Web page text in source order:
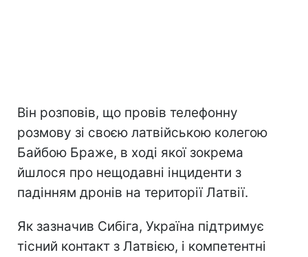
Він розповів, що провів телефонну
розмову зі своєю латвійською колегою
Байбою Браже, в ході якої зокрема
йшлося про нещодавні інциденти з
падінням дронів на території Латвії.
Як зазначив Сибіга, Україна підтримує
тісний контакт з Латвією, і компетентні